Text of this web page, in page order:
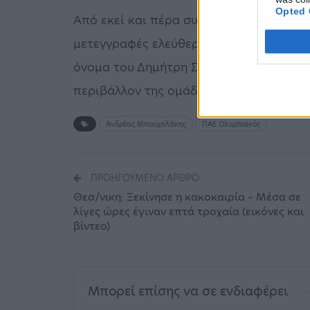
Opted
Από εκεί και πέρα συνεχίζονται τα
μετεγγραφές ελεύθερων παικτών
όνομα του Δημήτρη Σιόβα να έχει
περιβάλλον της ομάδας να μην βγαίνει
Ανδρέας Μπουχαλάκης ΠΑΕ Ολυμπιακός
ΠΡΟΗΓΟΎΜΕΝΟ ΆΡΘΡΟ
Θεσ/νικη: Ξεκίνησε η κακοκαιρία – Μέσα σε
λίγες ώρες έγιναν επτά τροχαία (εικόνες και
βίντεο)
Μπορεί επίσης να σε ενδιαφέρει